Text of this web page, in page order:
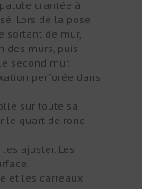
crantée à
Lors de la pose
sortant de mur,
des murs, puis
second mur.
perforée dans
sur toute sa
le quart de rond
ajuster. Les
et les carreaux